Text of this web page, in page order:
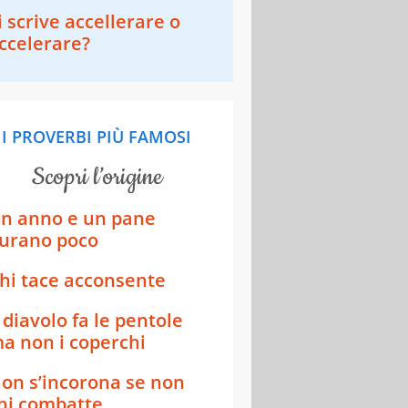
scrive accellerare o
I PROVERBI PIÙ FAMOSI
scopri l’origine
anno e un pane
poco
tace acconsente
fa le pentole
non i coperchi
s’incorona se non